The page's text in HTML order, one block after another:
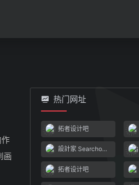
画
热门网址
拓者设计吧
設計家 Searchome
拓者设计吧